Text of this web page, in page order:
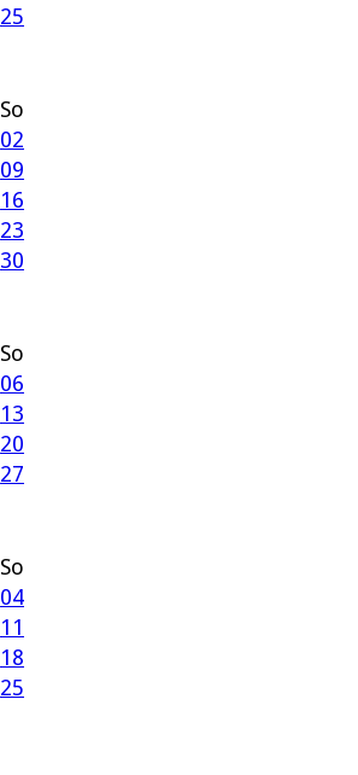
25
So
02
09
16
23
30
So
06
13
20
27
So
04
11
18
25